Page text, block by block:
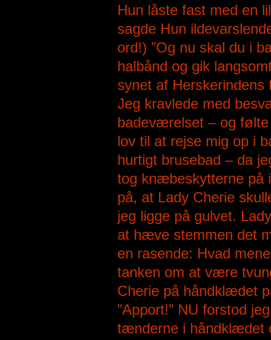
Hun låste fast med en
sagde Hun
ord!) ”Og nu skal du i
halbånd og gik
synet af
Jeg kravlede med
badeværelset – og
lov til at rejse mig op i
hurtigt brusebad – da
tog knæbeskytterne på
på, at Lady Cherie
jeg ligge på gulvet.
at hæve stemmen det
en rasende: Hvad
tanken om at være
Cherie på håndklædet
”Apport!” NU forstod
tænderne i håndklædet